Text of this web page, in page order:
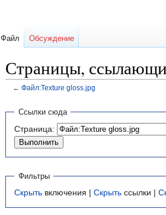
Страницы,
← Файл:Texture gloss.jpg
Перейти
навигации
Перейти
поиску
Ссылки сюда
Страница:
Фильтры
Скрыть включения | Скрыть ссылки |
Файл Обсуждение